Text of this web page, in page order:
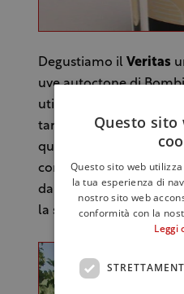
Degustiamo il Veritas
uve autoctone di
utilizzato solo per i
tardi, qualche volta
quindi non adatte a fare
come Castel del Monte
dal 1971 e Docg dal
la sola tipologia rosato.
Questo sito
Questo sito web
la tua esperienza di
nostro sito web
conformità con la